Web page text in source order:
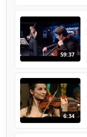
59:37
6:34